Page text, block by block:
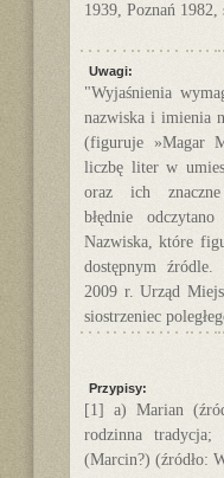
1939, Poznań
Uwagi:
"Wyjaśnienia
nazwiska i imienia
(figuruje »Magar
liczbę liter w
oraz ich znaczne
błędnie
Nazwiska, które
dostępnym
2009 r. Urząd
siostrzeniec
Przypisy:
[1] a) Marian
rodzinna
(Marcin?) (źródło: